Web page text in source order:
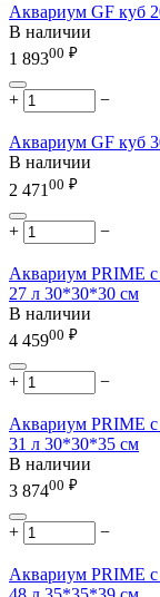
Аквариум GF куб
В наличии
1 89300 ₽
+ −
Аквариум GF куб
В наличии
2 471 00 ₽
+ −
Аквариум PRIME с
27 л 30*30*30 см
В наличии
4 45900 ₽
+ −
Аквариум PRIME с
31 л 30*30*35 см
В наличии
3 87400 ₽
+ −
Аквариум PRIME с